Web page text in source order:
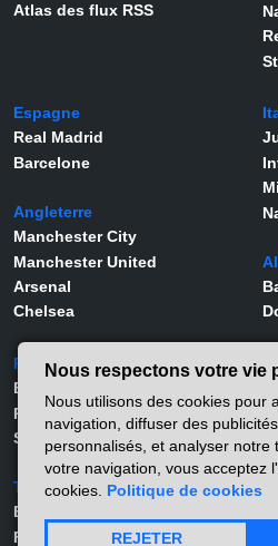
Atlas des flux RSS
Espagne
Real Madrid
Barcelone
Angleterre
Manchester City
Manchester United
Arsenal
Chelsea
Portugal
Benfica
Porto
Sporting
Turquie
Besiktas
Fernerbahçe
Nous respectons votre vie
Nous utilisons des cookies pour
navigation, diffuser des
personnalisés, et analyser notre
votre navigation, vous acceptez
cookies. Politique de cookies
REJETER